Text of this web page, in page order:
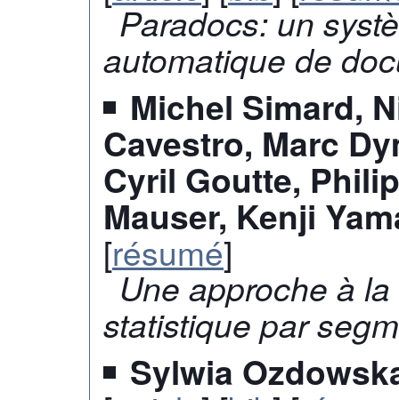
Paradocs: un
automatique de
Michel Simard,
Cavestro, Marc
Cyril Goutte,
Mauser, Kenji
[résumé]
Une approche à
statistique par
Sylwia